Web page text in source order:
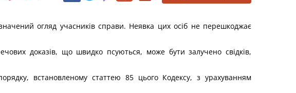
огляд учасників справи. Неявка цих осіб не перешкоджає
доказів, що швидко псуються, може бути залучено свідків,
встановленому статтею 85 цього Кодексу, з урахуванням